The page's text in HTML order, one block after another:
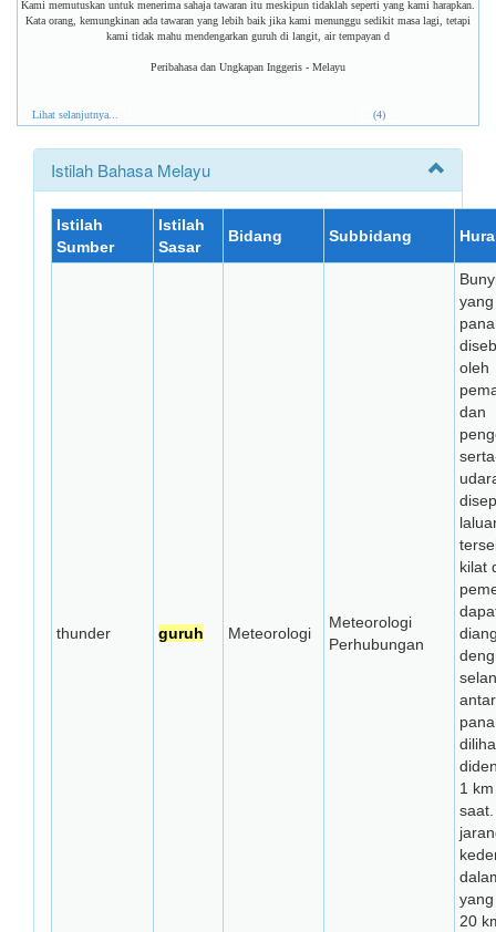
Kami memutuskan untuk menerima sahaja tawaran itu meskipun tidaklah seperti yang kami harapkan.
Kata orang, kemungkinan ada tawaran yang lebih baik jika kami menunggu sedikit masa lagi, tetapi
kami tidak mahu mendengarkan guruh di langit, air tempayan d
Peribahasa dan Ungkapan Inggeris - Melayu
Lihat selanjutnya... (4)
Istilah Bahasa Melayu
Istilah
Sumber
Istilah
Sasar
Bidang Subbidang
thunder guruh Meteorologi
Meteorologi
Perhubungan
oleh
dan
kilat
1
20